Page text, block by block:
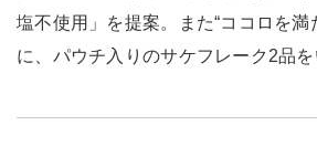
塩不使用」を提案。また“ココロを満
に、パウチ入りのサケフレーク2品